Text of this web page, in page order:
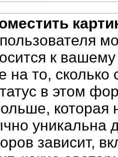
к
на то,
в этом
уникальна
зависит,